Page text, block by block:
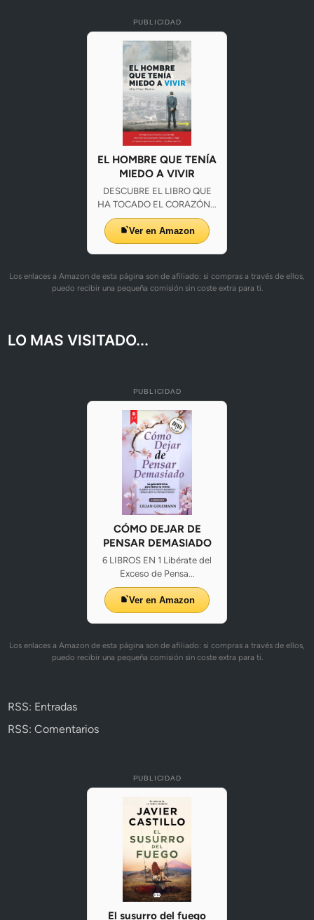
PUBLICIDAD
EL HOMBRE QUE TENÍA
MIEDO A VIVIR
DESCUBRE EL LIBRO QUE
HA TOCADO EL CORAZÓN...
Ver en Amazon
Los enlaces a Amazon de esta página son de afiliado: si compras a través de ellos,
puedo recibir una pequeña comisión sin coste extra para ti.
LO MAS VISITADO...
PUBLICIDAD
CÓMO DEJAR DE
PENSAR DEMASIADO
6 LIBROS EN 1 Libérate del
Exceso de Pensa...
Ver en Amazon
Los enlaces a Amazon de esta página son de afiliado: si compras a través de ellos,
puedo recibir una pequeña comisión sin coste extra para ti.
RSS: Entradas
RSS: Comentarios
PUBLICIDAD
El susurro del fuego